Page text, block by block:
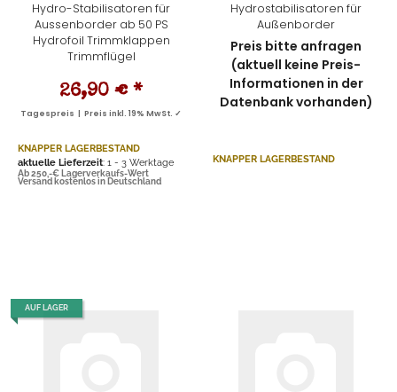
Hydro-Stabilisatoren für
Aussenborder ab 50 PS
Hydrofoil Trimmklappen
Trimmflügel
26,90 € *
Tagespreis | Preis inkl. 19% MwSt. ✓
KNAPPER LAGERBESTAND
aktuelle Lieferzeit: 1 - 3 Werktage
Ab 250,-€ Lagerverkaufs-Wert
Versand kostenlos in Deutschland
Hydrostabilisatoren für
Außenborder
Preis bitte anfragen
(aktuell keine Preis-
Informationen in der
Datenbank vorhanden)
KNAPPER LAGERBESTAND
AUF LAGER